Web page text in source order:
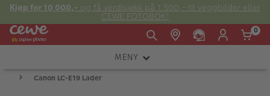
Kjøp for 10 000,- og få verdisjekk på 1 500,- til veggbilder eller
CEWE FOTOBOK!
0
MENY
KAMERACanon LC-E19 Lader